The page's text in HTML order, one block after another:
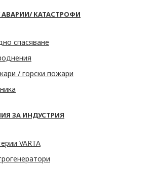
АВАРИИ/ КАТАСТРОФИ
спасяване
/ горски пожари
ЗА ИНДУСТРИЯ
VARTA